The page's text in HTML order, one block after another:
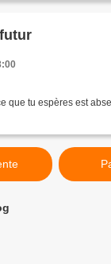
que tu espères est